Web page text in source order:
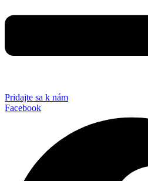
Pridajte sa k nám
Facebook